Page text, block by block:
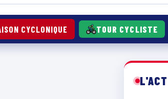
CYCLONIQUE TOUR CYCLISTE